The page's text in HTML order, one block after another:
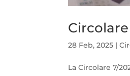
28 Feb, 2025 |
La Circolare 7/